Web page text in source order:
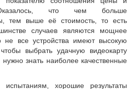
Оказалось, что чем больше
тем выше её стоимость, то есть
случаев являются мощнее
не все устройства имеют высокую
выбрать удачную видеокарту
знать наиболее качественные
хорошие результаты